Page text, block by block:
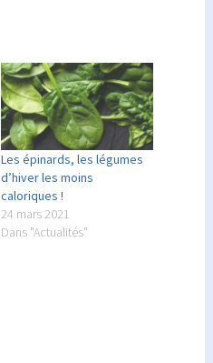
Les épinards, les légumes
d’hiver les moins
caloriques !
24 mars 2021
Dans "Actualités"